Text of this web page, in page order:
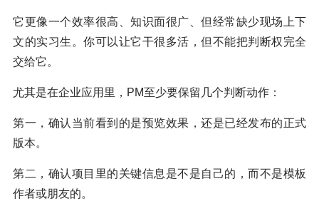
它更像一个效率很高、知识面很广、但经常缺少现场上下
文的实习生。你可以让它干很多活，但不能把判断权完全
交给它。
尤其是在企业应用里，PM至少要保留几个判断动作：
第一，确认当前看到的是预览效果，还是已经发布的正式
版本。
第二，确认项目里的关键信息是不是自己的，而不是模板
作者或朋友的。